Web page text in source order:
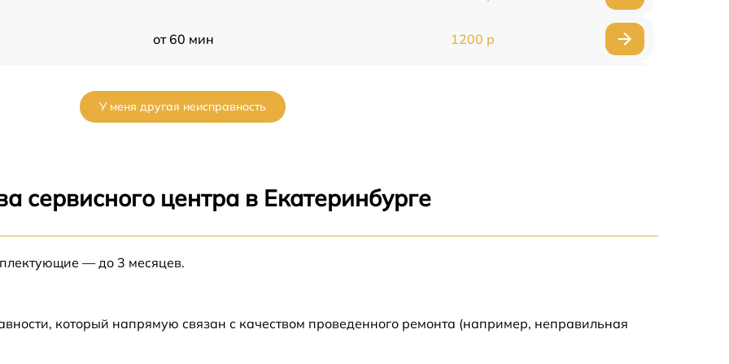
от 60 мин 1200 р
от 60 мин
У меня другая неисправность
сервисного центра в Екатеринбурге
— до 3 месяцев.
который напрямую связан с качеством проведенного ремонта (например, неправильная